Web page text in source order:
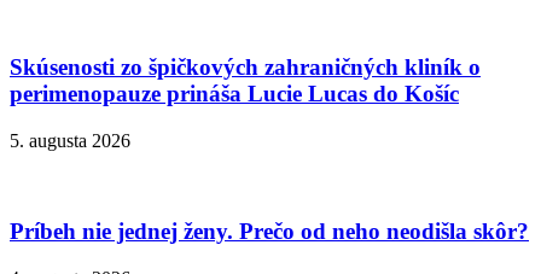
Skúsenosti zo špičkových zahraničných kliník o
perimenopauze prináša Lucie Lucas do Košíc
5. augusta 2026
Príbeh nie jednej ženy. Prečo od neho neodišla skôr?